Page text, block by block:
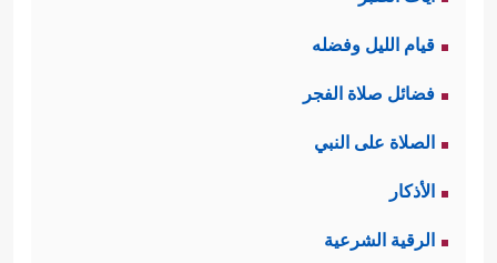
قيام الليل وفضله
فضائل صلاة الفجر
الصلاة على النبي
الأذكار
الرقية الشرعية